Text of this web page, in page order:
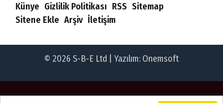
Künye Gizlilik Politikası RSS Sitemap
Sitene Ekle Arşiv İletişim
© 2026 S-B-E Ltd | Yazılım: Onemsoft